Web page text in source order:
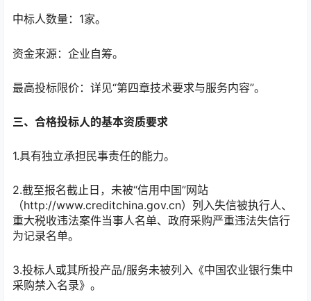
中标人数量：1家。
资金来源：企业自筹。
最高投标限价：详见“第四章技术要求与服务内容”。
三、合格投标人的基本资质要求
1.具有独立承担民事责任的能力。
2.截至报名截止日，未被“信用中国”网站
（http://www.creditchina.gov.cn）列入失信被执行人、
重大税收违法案件当事人名单、政府采购严重违法失信行
为记录名单。
3.投标人或其所投产品/服务未被列入《中国农业银行集中
采购禁入名录》。